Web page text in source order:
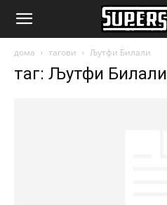
SuperSport.mk
дома тагови Љутфи Билали
таг: Љутфи Билали